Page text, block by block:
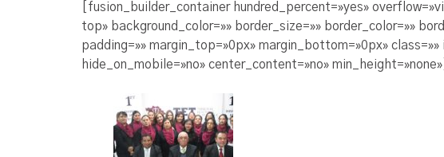
[fusion_builder_container hundred_percent=»yes»
top» background_color=»» border_size=»» border_color=»»
padding=»» margin_top=»0px» margin_bottom=»0px»
hide_on_mobile=»no» center_content=»no» min_height=»none»]